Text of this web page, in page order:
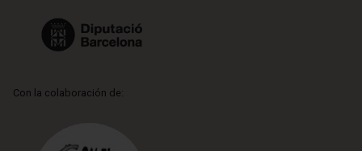
Con la colaboración de: